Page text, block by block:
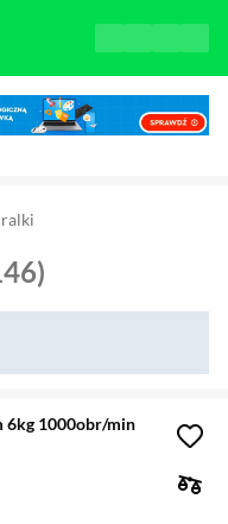
z banerami, aktualny element 1 z
6kg 1000obr/min